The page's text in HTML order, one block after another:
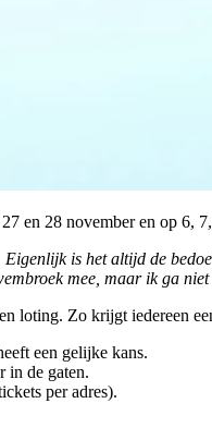
en 28 november en op 6,
is het altijd de
mee, maar ik ga niet
loting. Zo krijgt iedereen
een gelijke kans.
in de gaten.
per adres).